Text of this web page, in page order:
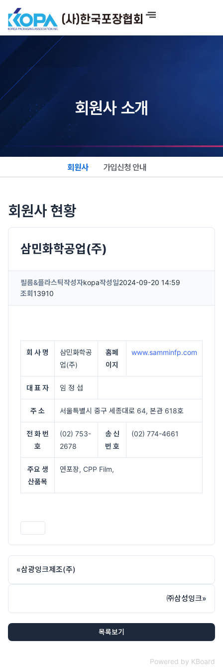
너
회원사 소개
회원사 가입신청 안내
회원사 현황
삼민화학공업(주)
필름&플라스틱작성자kopa작성일2024-09-20 14:59
조회 13910
회 사 명
삼민화학공
업(주)
홈페
이지
www.samminfp.com
대 표 자 임 정 섭
주 소 서울특별시 중구 세종대로 64, 본관 618호
전 화 번
호
(02) 753-
2678
송 신
번 호
(02) 774-4661
주요 생
산품목
연포장, CPP Film,
«삼광잉크제조(주)
㈜삼성잉크»
목록보기
Powered by KBoard